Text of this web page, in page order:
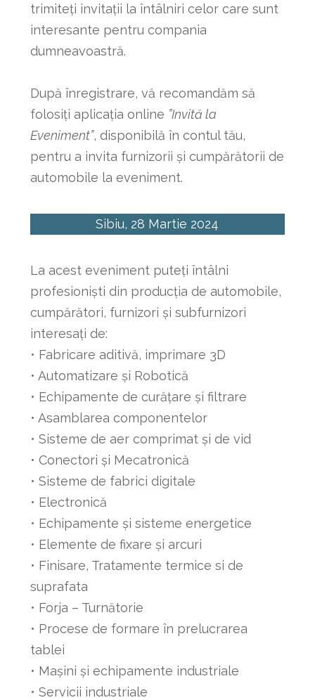
trimiteți invitații la întâlniri celor care sunt
interesante pentru compania
dumneavoastră.
După înregistrare, vă recomandăm să
folosiți aplicația online ”Invită la
Eveniment”, disponibilă în contul tău,
pentru a invita furnizorii și cumpărătorii de
automobile la eveniment.
Sibiu, 28 Martie 2024
La acest eveniment puteți întâlni
profesioniști din producția de automobile,
cumpărători, furnizori și subfurnizori
interesați de:
• Fabricare aditivă, imprimare 3D
• Automatizare și Robotică
• Echipamente de curățare și filtrare
• Asamblarea componentelor
• Sisteme de aer comprimat și de vid
• Conectori și Mecatronică
• Sisteme de fabrici digitale
• Electronică
• Echipamente și sisteme energetice
• Elemente de fixare și arcuri
• Finisare, Tratamente termice si de
suprafata
• Forja – Turnătorie
• Procese de formare în prelucrarea
tablei
• Mașini și echipamente industriale
• Servicii industriale